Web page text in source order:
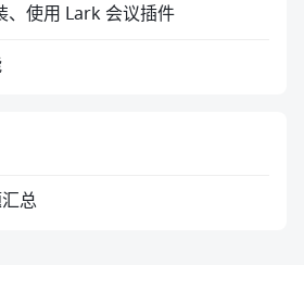
、使用 Lark 会议插件
总